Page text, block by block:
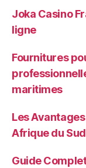
Joka Casino
ligne
Fournitures
maritimes
Les
Afrique du Sud
Guide